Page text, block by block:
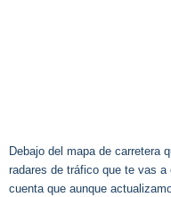
Debajo del mapa de carretera
radares de tráfico que te vas
cuenta que aunque